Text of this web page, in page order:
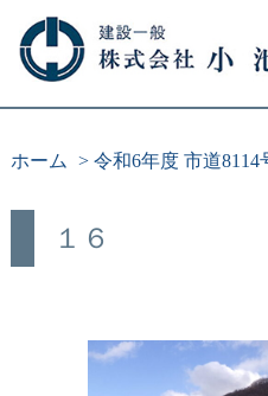
ホーム > 令和6年度 市道
１６